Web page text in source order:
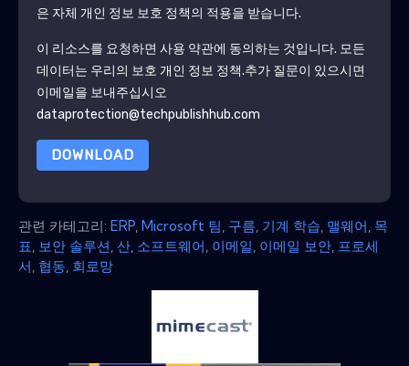
은 자체 개인 정보 보호 정책의 적용을 받습니다.
이 리소스를 요청하면 사용 약관에 동의하는 것입니다. 모든
데이터는 우리의 보호 개인 정보 정책.추가 질문이 있으시면
이메일을 보내주십시오
dataprotection@techpublishhub.com
DOWNLOAD
관련 카테고리: ERP Microsoft 팀 구름 기계 학습 맬웨어 목
표 보안 솔루션 산 소프트웨어 이메일 이메일 보안 프로세
서 협동 회로망